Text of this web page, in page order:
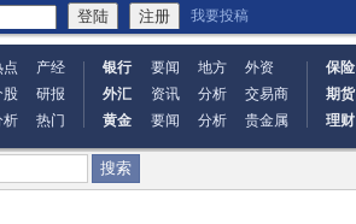
我要投稿
点
产经
股
研报
析 热门
银行 要闻 地方
外资
外汇
资讯 分析
交易商
黄金
要闻 分析 贵金属
保险
期货
理财